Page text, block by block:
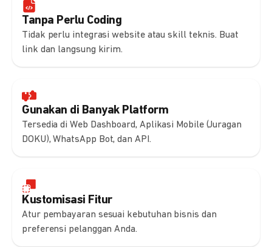
Tanpa Perlu Coding
Tidak perlu integrasi website atau skill teknis. Buat
link dan langsung kirim.
Gunakan di Banyak Platform
Tersedia di Web Dashboard, Aplikasi Mobile (Juragan
DOKU), WhatsApp Bot, dan API.
Kustomisasi Fitur
Atur pembayaran sesuai kebutuhan bisnis dan
preferensi pelanggan Anda.